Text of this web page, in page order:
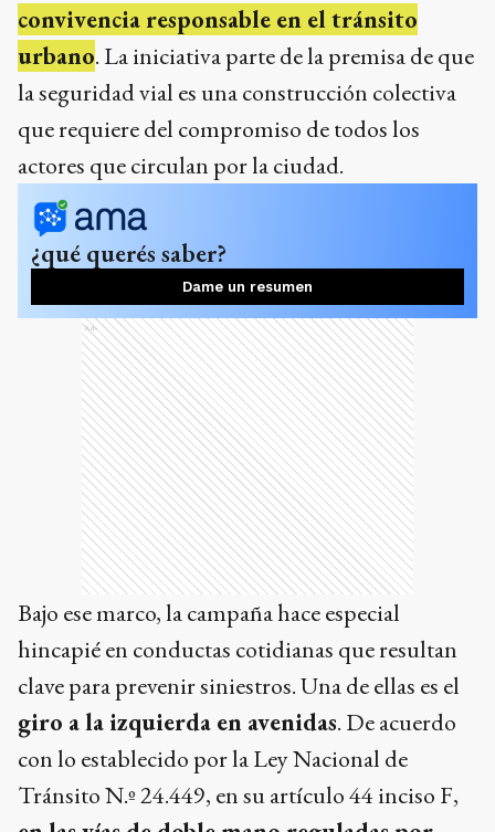
convivencia responsable en el tránsito
urbano. La iniciativa parte de la premisa de que
la seguridad vial es una construcción colectiva
que requiere del compromiso de todos los
actores que circulan por la ciudad.
¿qué querés saber?
Dame un resumen
Ads
Bajo ese marco, la campaña hace especial
hincapié en conductas cotidianas que resultan
clave para prevenir siniestros. Una de ellas es el
giro a la izquierda en avenidas. De acuerdo
con lo establecido por la Ley Nacional de
Tránsito N.º 24.449, en su artículo 44 inciso F,